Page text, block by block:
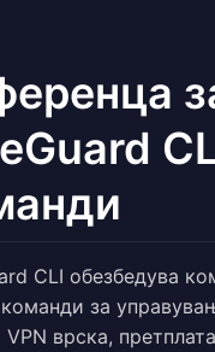
CLI обезбедува
за
VPN врска,